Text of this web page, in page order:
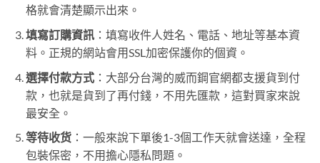
格就會清楚顯示出來。
填寫訂購資訊：填寫收件人姓名、電話、地址等基本資
料。正規的網站會用SSL加密保護你的個資。
選擇付款方式：大部分台灣的威而鋼官網都支援貨到付
款，也就是貨到了再付錢，不用先匯款，這對買家來說
最安全。
等待收货：一般來說下單後1-3個工作天就會送達，全程
包裝保密，不用擔心隱私問題。